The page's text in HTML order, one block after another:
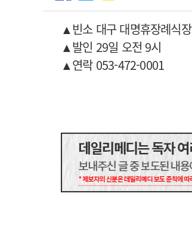
▲빈소 대구 대명휴장례식장
▲발인 29일 오전 9시
▲연락 053-472-0001